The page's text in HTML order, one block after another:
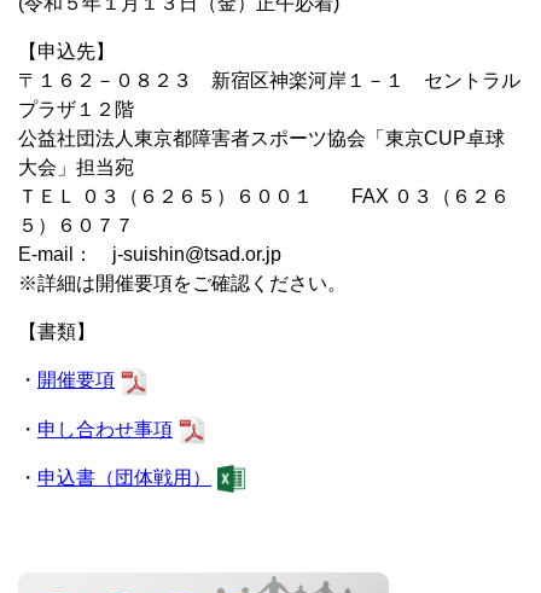
【申込先】
〒１６２－０８２３ 新宿区神楽河岸１－１ セントラル
プラザ１２階
公益社団法人東京都障害者スポーツ協会「東京CUP卓球
大会」担当宛
ＴＥＬ ０３（６２６５）６００１ FAX ０３（６２６
５）６０７７
E-mail： j-suishin@tsad.or.jp
※詳細は開催要項をご確認ください。
【書類】
・ 開催要項
・ 申し合わせ事項
・ 申込書（団体戦用）